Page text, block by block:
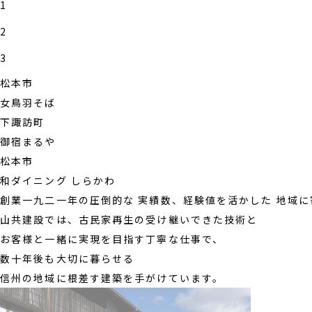
1
2
3
松本市
女鳥羽そば
下諏訪町
御宿まるや
松本市
和ダイニング しらかわ
創業一九二一年の圧倒的な 実績数、経験値を活かした 地域
山共建設では、古民家再生の受け継いできた技術と
お客様と一緒に実現を目指す丁寧な仕事で、
数十年後も大切に暮らせる
信州の地域に根差す建築を手がけています。